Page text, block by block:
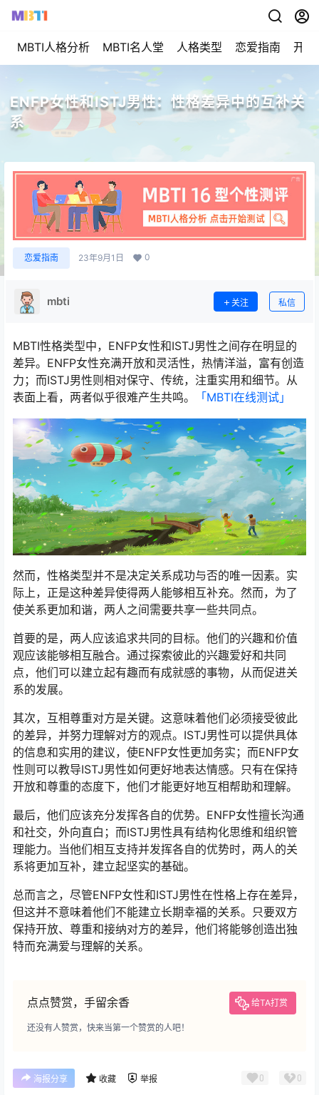
MBTI人格分析 MBTI名人堂 人格类型 恋爱指南 开始
ENFP女性和ISTJ男性：性格差异中的互补关
系
恋爱指南 23年9月1日 0
mbti 关注 私信
MBTI性格类型中，ENFP女性和ISTJ男性之间存在明显的
差异。ENFP女性充满开放和灵活性，热情洋溢，富有创造
力；而ISTJ男性则相对保守、传统，注重实用和细节。从
表面上看，两者似乎很难产生共鸣。
「MBTI在线测试​」
然而，性格类型并不是决定关系成功与否的唯一因素。实
际上，正是这种差异使得两人能够相互补充。然而，为了
使关系更加和谐，两人之间需要共享一些共同点。
首要的是，两人应该追求共同的目标。他们的兴趣和价值
观应该能够相互融合。通过探索彼此的兴趣爱好和共同
点，他们可以建立起有趣而有成就感的事物，从而促进关
系的发展。
其次，互相尊重对方是关键。这意味着他们必须接受彼此
的差异，并努力理解对方的观点。ISTJ男性可以提供具体
的信息和实用的建议，使ENFP女性更加务实；而ENFP女
性则可以教导ISTJ男性如何更好地表达情感。只有在保持
开放和尊重的态度下，他们才能更好地互相帮助和理解。
最后，他们应该充分发挥各自的优势。ENFP女性擅长沟通
和社交，外向直白；而ISTJ男性具有结构化思维和组织管
理能力。当他们相互支持并发挥各自的优势时，两人的关
系将更加互补，建立起坚实的基础。
总而言之，尽管ENFP女性和ISTJ男性在性格上存在差异，
但这并不意味着他们不能建立长期幸福的关系。只要双方
保持开放、尊重和接纳对方的差异，他们将能够创造出独
特而充满爱与理解的关系。
点点赞赏，手留余香 给TA打赏
还没有人赞赏，快来当第一个赞赏的人吧！
海报分享 收藏 举报 0 0